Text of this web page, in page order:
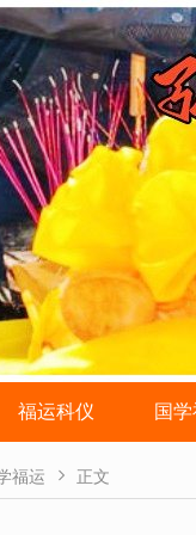
福运科仪 国
福运  正文